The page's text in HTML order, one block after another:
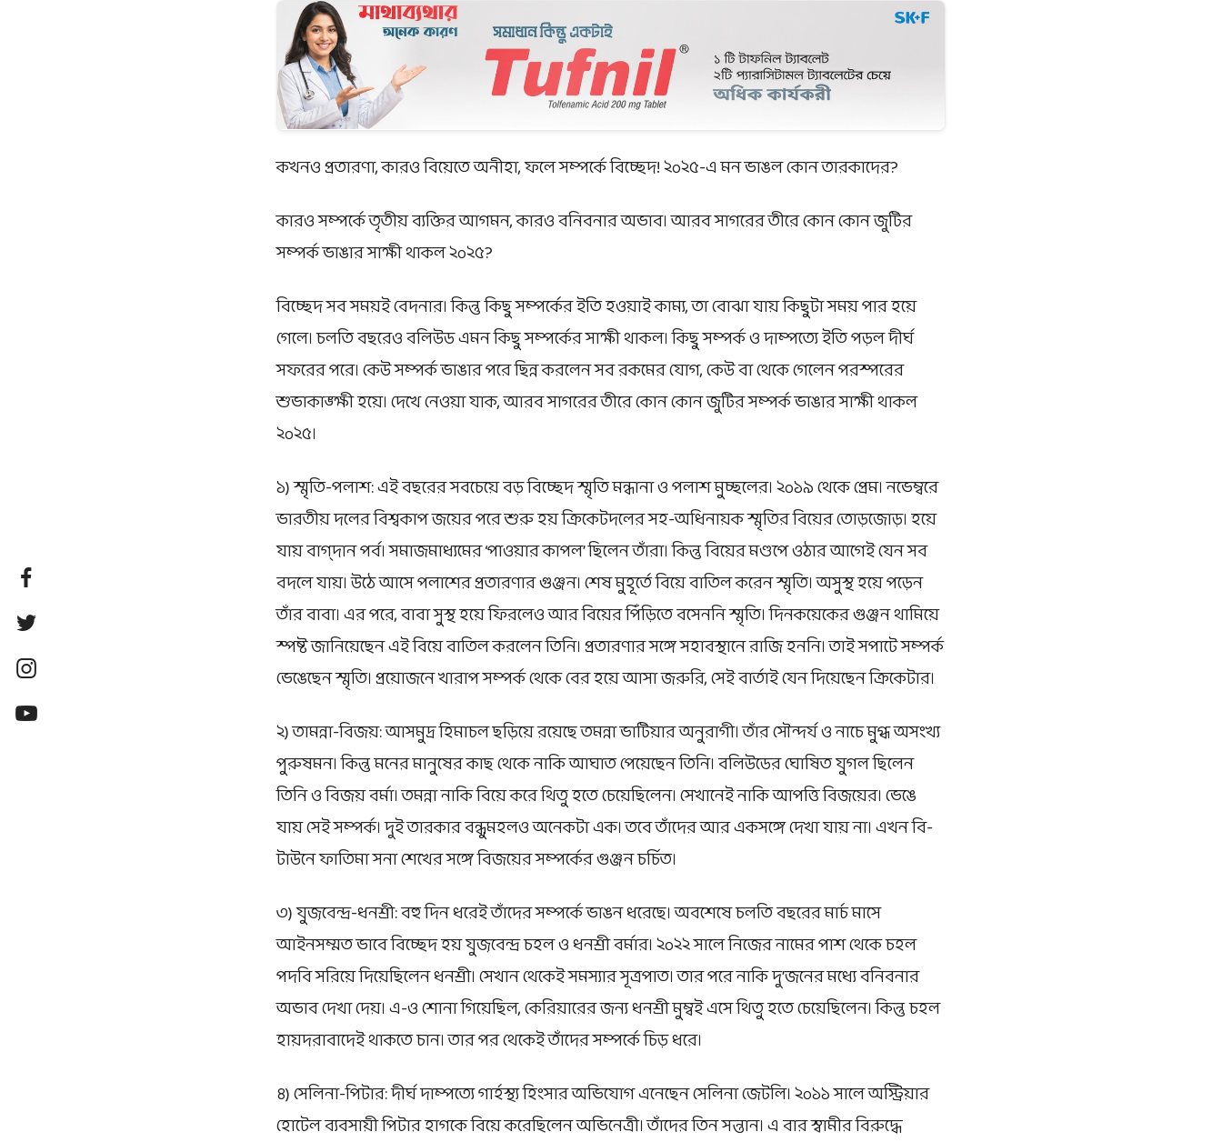
কখনও প্রতারণা, কারও বিয়েতে অনীহা, ফলে সম্পর্কে বিচ্ছেদ! ২০২৫-এ মন ভাঙল কোন তারকাদের?
কারও সম্পর্কে তৃতীয় ব্যক্তির আগমন, কারও বনিবনার অভাব। আরব সাগরের তীরে কোন কোন জুটির
সম্পর্ক ভাঙার সাক্ষী থাকল ২০২৫?
বিচ্ছেদ সব সময়ই বেদনার। কিন্তু কিছু সম্পর্কের ইতি হওয়াই কাম্য, তা বোঝা যায় কিছুটা সময় পার হয়ে
গেলে। চলতি বছরেও বলিউড এমন কিছু সম্পর্কের সাক্ষী থাকল। কিছু সম্পর্ক ও দাম্পত্যে ইতি পড়ল দীর্ঘ
সফরের পরে। কেউ সম্পর্ক ভাঙার পরে ছিন্ন করলেন সব রকমের যোগ, কেউ বা থেকে গেলেন পরস্পরের
শুভাকাঙ্ক্ষী হয়ে। দেখে নেওয়া যাক, আরব সাগরের তীরে কোন কোন জুটির সম্পর্ক ভাঙার সাক্ষী থাকল
২০২৫।
১) স্মৃতি-পলাশ: এই বছরের সবচেয়ে বড় বিচ্ছেদ স্মৃতি মন্ধানা ও পলাশ মুচ্ছলের। ২০১৯ থেকে প্রেম। নভেম্বরে
ভারতীয় দলের বিশ্বকাপ জয়ের পরে শুরু হয় ক্রিকেটদলের সহ-অধিনায়ক স্মৃতির বিয়ের তোড়জোড়। হয়ে
যায় বাগ্‌দান পর্ব। সমাজমাধ্যমের ‘পাওয়ার কাপল’ ছিলেন তাঁরা। কিন্তু বিয়ের মণ্ডপে ওঠার আগেই যেন সব
বদলে যায়। উঠে আসে পলাশের প্রতারণার গুঞ্জন। শেষ মুহূর্তে বিয়ে বাতিল করেন স্মৃতি। অসুস্থ হয়ে পড়েন
তাঁর বাবা। এর পরে, বাবা সুস্থ হয়ে ফিরলেও আর বিয়ের পিঁড়িতে বসেননি স্মৃতি। দিনকয়েকের গুঞ্জন থামিয়ে
স্পষ্ট জানিয়েছেন এই বিয়ে বাতিল করলেন তিনি। প্রতারণার সঙ্গে সহাবস্থানে রাজি হননি। তাই সপাটে সম্পর্ক
ভেঙেছেন স্মৃতি। প্রয়োজনে খারাপ সম্পর্ক থেকে বের হয়ে আসা জরুরি, সেই বার্তাই যেন দিয়েছেন ক্রিকেটার।
২) তামন্না-বিজয়: আসমুদ্র হিমাচল ছড়িয়ে রয়েছে তমন্না ভাটিয়ার অনুরাগী। তাঁর সৌন্দর্য ও নাচে মুগ্ধ অসংখ্য
পুরুষমন। কিন্তু মনের মানুষের কাছ থেকে নাকি আঘাত পেয়েছেন তিনি। বলিউডের ঘোষিত যুগল ছিলেন
তিনি ও বিজয় বর্মা। তমন্না নাকি বিয়ে করে থিতু হতে চেয়েছিলেন। সেখানেই নাকি আপত্তি বিজয়ের। ভেঙে
যায় সেই সম্পর্ক। দুই তারকার বন্ধুমহলও অনেকটা এক। তবে তাঁদের আর একসঙ্গে দেখা যায় না। এখন বি-
টাউনে ফাতিমা সনা শেখের সঙ্গে বিজয়ের সম্পর্কের গুঞ্জন চর্চিত।
৩) যুজ়বেন্দ্র-ধনশ্রী: বহু দিন ধরেই তাঁদের সম্পর্কে ভাঙন ধরেছে। অবশেষে চলতি বছরের মার্চ মাসে
আইনসম্মত ভাবে বিচ্ছেদ হয় যুজ়বেন্দ্র চহল ও ধনশ্রী বর্মার। ২০২২ সালে নিজের নামের পাশ থেকে চহল
পদবি সরিয়ে দিয়েছিলেন ধনশ্রী। সেখান থেকেই সমস্যার সূত্রপাত। তার পরে নাকি দু’জনের মধ্যে বনিবনার
অভাব দেখা দেয়। এ-ও শোনা গিয়েছিল, কেরিয়ারের জন্য ধনশ্রী মুম্বই এসে থিতু হতে চেয়েছিলেন। কিন্তু চহল
হায়দরাবাদেই থাকতে চান। তার পর থেকেই তাঁদের সম্পর্কে চিড় ধরে।
৪) সেলিনা-পিটার: দীর্ঘ দাম্পত্যে গার্হস্থ্য হিংসার অভিযোগ এনেছেন সেলিনা জেটলি। ২০১১ সালে অস্ট্রিয়ার
হোটেল ব্যবসায়ী পিটার হাগকে বিয়ে করেছিলেন অভিনেত্রী। তাঁদের তিন সন্তান। এ বার স্বামীর বিরুদ্ধে